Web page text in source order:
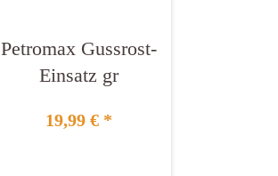
Petromax Gussrost-
Einsatz gr
19,99 € *